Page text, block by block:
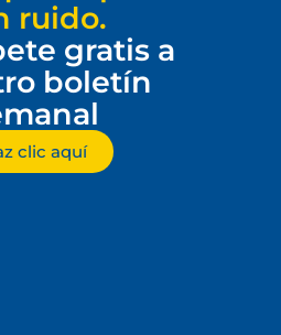
ruido.
gratis a
boletín
clic aquí